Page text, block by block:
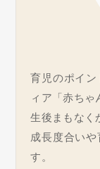
育児のポイ
ィア「赤ちゃ
生後まもなく
成長度合い
す。